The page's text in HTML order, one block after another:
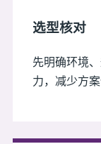
选型核对
先明确环境
力，减少方案